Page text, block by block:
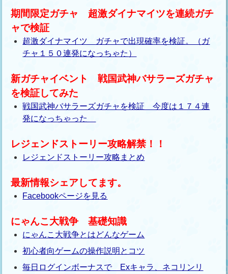
期間限定ガチャ 超激ダイナマイツを連続ガチ
ャで検証
超激ダイナマイツ ガチャで出現確率を検証。（ガ
チャ１５０連発になっちゃた）
新ガチャイベント 戦国武神バサラーズガチャ
を検証してみた
戦国武神バサラーズガチャを検証 今度は１７４連
発になっちゃった
レジェンドストーリー攻略解禁！！
レジェンドストーリー攻略まとめ
最新情報シェアしてます。
Facebookページを見る
にゃんこ大戦争 基礎知識
にゃんこ大戦争とはどんなゲーム
初心者向ゲームの操作説明とコツ
毎日ログインボーナスで Exキャラ、ネコリンリ